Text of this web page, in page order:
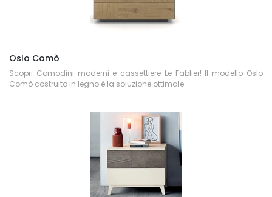
Oslo Comò
Scopri Comodini moderni e cassettiere Le Fablier! Il modello Oslo
Comò costruito in legno è la soluzione ottimale.